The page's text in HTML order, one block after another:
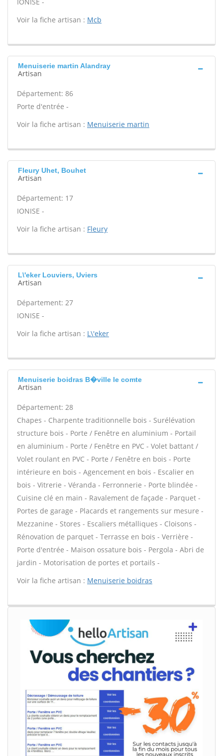
Voir la fiche artisan : Mcb
Menuiserie martin Alandray
Artisan
Département: 86
Porte d'entrée -
Voir la fiche artisan : Menuiserie martin
Fleury Uhet, Bouhet
Artisan
Département: 17
IONISE -
Voir la fiche artisan : Fleury
L\'eker Louviers, Uviers
Artisan
Département: 27
IONISE -
Voir la fiche artisan : L\'eker
Menuiserie boidras B�ville le comte
Artisan
Département: 28
Chapes - Charpente traditionnelle bois - Surélévation
structure bois - Porte / Fenêtre en aluminium - Portail
en aluminium - Porte / Fenêtre en PVC - Volet battant /
Volet roulant en PVC - Porte / Fenêtre en bois - Porte
intérieure en bois - Agencement en bois - Escalier en
bois - Vitrerie - Véranda - Ferronnerie - Porte blindée -
Cuisine clé en main - Ravalement de façade - Parquet -
Portes de garage - Placards et rangements sur mesure -
Mezzanine - Stores - Escaliers métalliques - Cloisons -
Rénovation de parquet - Terrasse en bois - Verrière -
Porte d'entrée - Maison ossature bois - Pergola - Abri de
jardin - Motorisation de portes et portails -
Voir la fiche artisan : Menuiserie boidras